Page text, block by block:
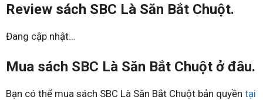
Review sách SBC Là Săn Bắt Chuột.
Đang cập nhật…
Mua sách SBC Là Săn Bắt Chuột ở đâu.
Bạn có thể mua sách SBC Là Săn Bắt Chuột bản quyền tại